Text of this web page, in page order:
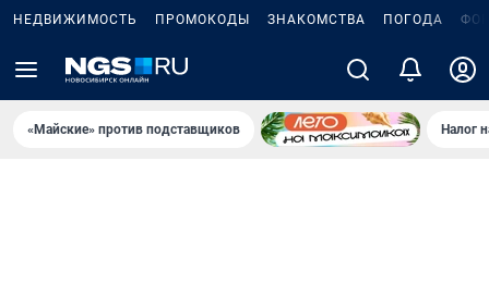
НЕДВИЖИМОСТЬ ПРОМОКОДЫ ЗНАКОМСТВА ПОГОДА
«Майские» против подставщиков Налог